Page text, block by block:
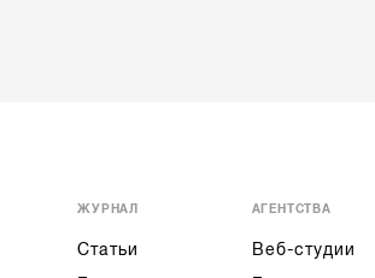
ЖУРНАЛ
Статьи
АГЕНТСТВА
Веб-студии